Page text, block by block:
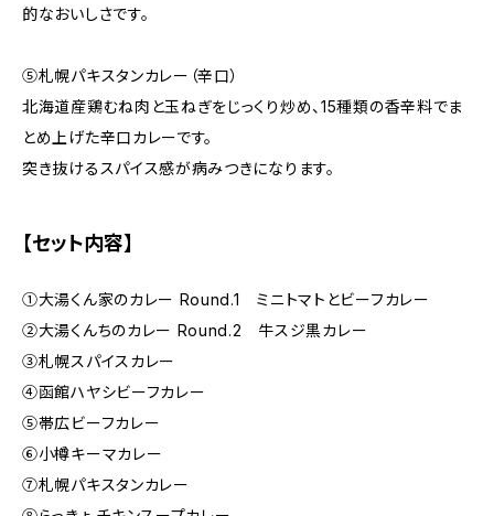
的なおいしさです。
⑤札幌パキスタンカレー（辛口）
北海道産鶏むね肉と玉ねぎをじっくり炒め、15種類の香辛料でま
とめ上げた辛口カレーです。
突き抜けるスパイス感が病みつきになります。
【セット内容】
①大湯くん家のカレー Round.1 ミニトマトとビーフカレー
②大湯くんちのカレー Round.2 牛スジ黒カレー
③札幌スパイスカレー
④函館ハヤシビーフカレー
⑤帯広ビーフカレー
⑥小樽キーマカレー
⑦札幌パキスタンカレー